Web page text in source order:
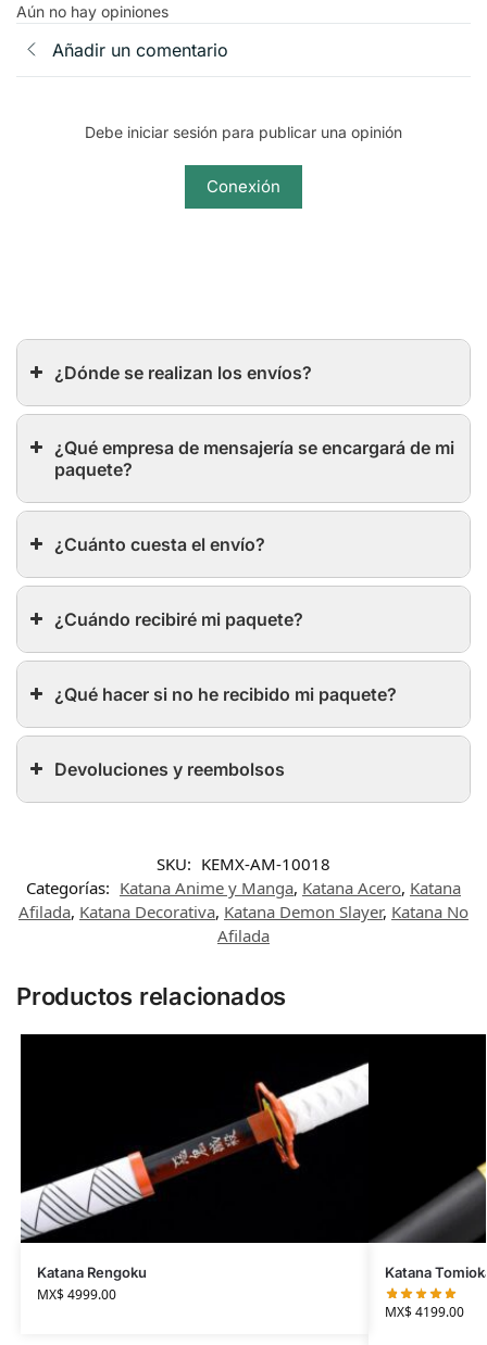
Aún no hay opiniones
Añadir un comentario
Debe iniciar sesión para publicar una opinión
Conexión
¿Dónde se realizan los envíos?
¿Qué empresa de mensajería se encargará de mi
paquete?
¿Cuánto cuesta el envío?
¿Cuándo recibiré mi paquete?
¿Qué hacer si no he recibido mi paquete?
Devoluciones y reembolsos
SKU: KEMX-AM-10018
Categorías: Katana Anime y Manga, Katana Acero, Katana
Afilada, Katana Decorativa, Katana Demon Slayer, Katana No
Afilada
Productos relacionados
Katana Rengoku
MX$4999.00
Katana
MX$4199.00